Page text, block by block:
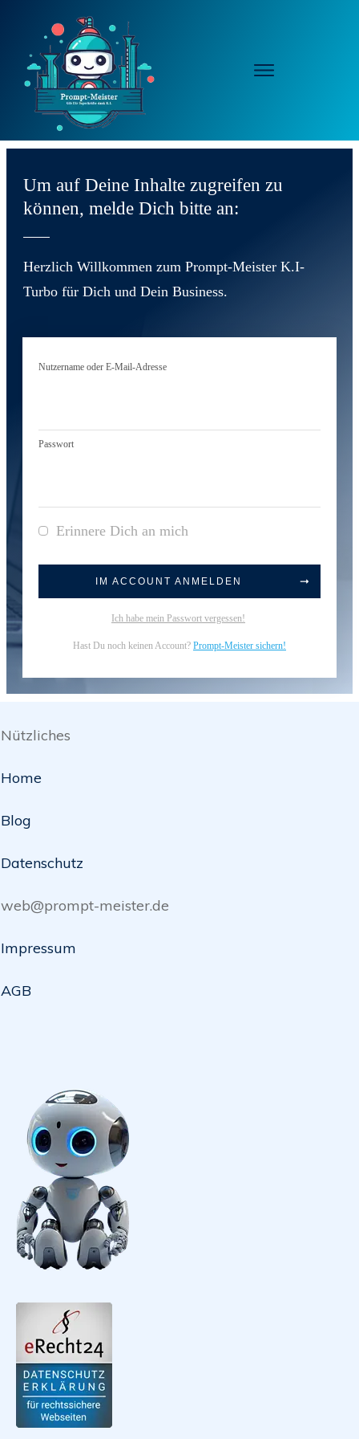
Um auf Deine Inhalte zugreifen zu
können, melde Dich bitte an:
Herzlich Willkommen zum Prompt-Meister K.I-
Turbo für Dich und Dein Business.
Nutzername oder E-Mail-Adresse
Passwort
Erinnere Dich an mich
IM ACCOUNT ANMELDEN
Ich habe mein Passwort vergessen!
Hast Du noch keinen Account? Prompt-Meister sichern!
Nützliches
Home
Blog
Datenschutz
web@prompt-meister.de
Impressum
AGB